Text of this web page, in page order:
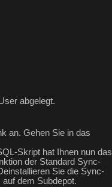
abgelegt.
an. Gehen Sie in das
Skript hat Ihnen nun das
der Standard Sync-
Sie die Sync-
dem Subdepot.